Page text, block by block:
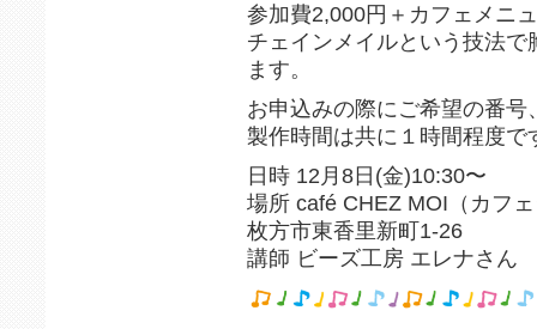
参加費2,000円＋カフェメニ
チェインメイルという技法
ます。
お申込みの際にご希望の番
製作時間は共に１時間程度で
日時 12月8日(金)10:30〜
場所 café CHEZ MOI（カフ
枚方市東香里新町1-26
講師 ビーズ工房 エレナさん